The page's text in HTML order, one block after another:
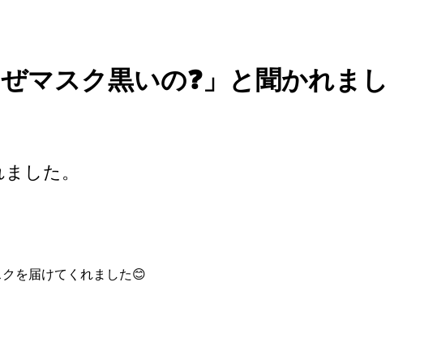
マスク黒いの❓」と聞かれまし
した。
を届けてくれました😊